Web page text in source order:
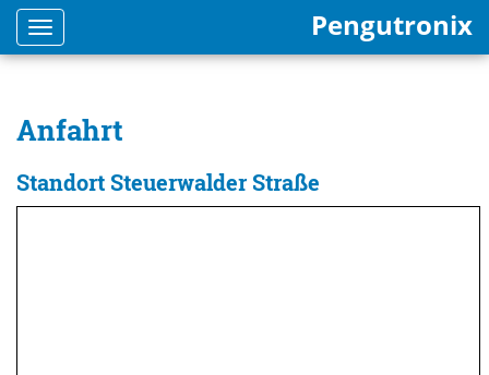
Toggle
navigation
Pengutronix
Anfahrt
Standort Steuerwalder Straße